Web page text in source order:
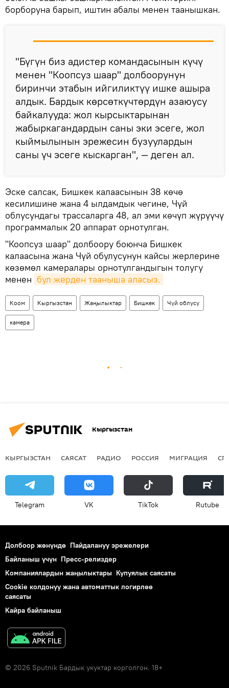
борборуна барып, иштин абалы менен таанышкан.
"Бүгүн биз адистер командасынын күчү
менен "Коопсуз шаар" долбоорунун
биринчи этабын ийгиликтүү ишке ашыра
алдык. Бардык көрсөткүчтөрдүн азаюусу
байкалууда: жол кырсыктарынан
жабыркагандардын саны эки эсеге, жол
кыймылынын эрежесин бузуулардын
саны үч эсеге кыскарган", — деген ал.
Эске салсак, Бишкек калаасынын 38 көчө
кесилишине жана 4 ылдамдык чегине, Чүй
облусундагы трассаларга 48, ал эми көчүп жүрүүчү
программалык 20 аппарат орнотулган.
"Коопсуз шаар" долбоору боюнча Бишкек
калаасына жана Чүй обулусунун кайсы жерлерине
көзөмөл камералары орнотулгандыгын толугу
менен бул жерден тааныша аласыз.
Коом Кыргызстан Жаңылыктар Бишкек Чүй облусу
камера
Кыргызстан
КЫРГЫЗСТАН САЯСАТ РАДИО РОССИЯ МИГРАЦИЯ
Telegram VK ТikТоk Rutube
Долбоор жөнүндө Пайдалануу эрежелери
Байланыш үчүн Пресс-релиздер
Компаниялардын жаңылыктары Купуялык саясаты
Cookie колдонуу жана автоматтык логирлөө
саясаты
Кайра байланыш
© 2026 Sputnik Бардык укуктар корголгон. 18+